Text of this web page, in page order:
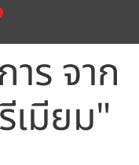
ร จาก
เมียม"